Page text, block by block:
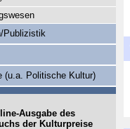
Publizistik
(u.a. Politische Kultur)
Ausgabe des
der Kulturpreise